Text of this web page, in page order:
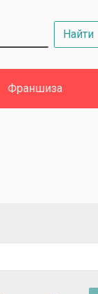
Найти
Франшиза